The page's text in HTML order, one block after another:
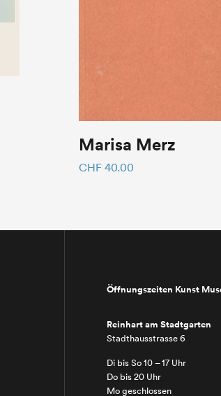
Marisa Merz
CHF 40.00
Öffnungszeiten Kunst
Reinhart am Stadtgarten
Stadthausstrasse 6
Di bis So 10 – 17 Uhr
Do bis 20 Uhr
Mo geschlossen